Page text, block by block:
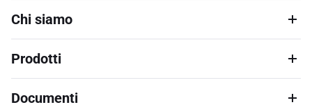
Chi siamo
Prodotti
Documenti